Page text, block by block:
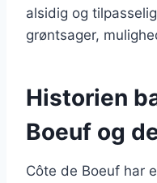
alsidig og
grøntsager,
Historien
Boeuf og
Côte de Boeuf har